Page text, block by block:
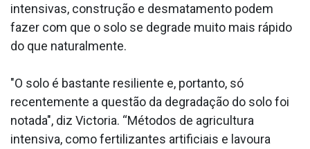
intensivas, construção e desmatamento podem
fazer com que o solo se degrade muito mais rápido
do que naturalmente.
"O solo é bastante resiliente e, portanto, só
recentemente a questão da degradação do solo foi
notada", diz Victoria. “Métodos de agricultura
intensiva, como fertilizantes artificiais e lavoura